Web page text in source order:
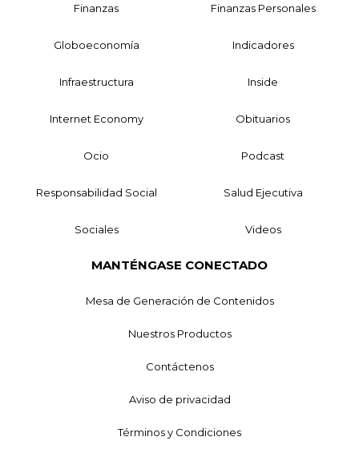
Finanzas Finanzas Personales
Globoeconomía Indicadores
Infraestructura Inside
Internet Economy Obituarios
Ocio Podcast
Responsabilidad Social Salud Ejecutiva
Sociales Videos
MANTÉNGASE CONECTADO
Mesa de Generación de Contenidos
Nuestros Productos
Contáctenos
Aviso de privacidad
Términos y Condiciones